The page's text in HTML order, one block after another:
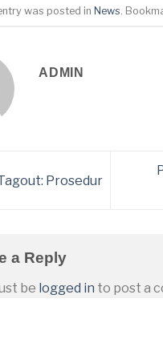
was posted in News.
ADMIN
Prosedur
a Reply
be logged in to post a